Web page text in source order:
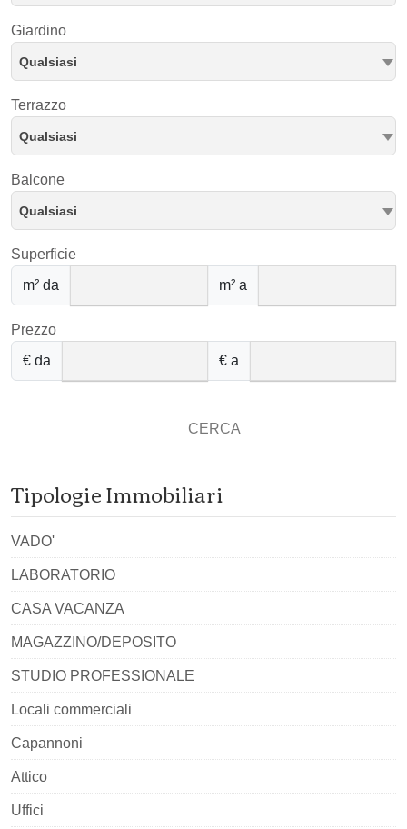
Giardino
Qualsiasi
Terrazzo
Qualsiasi
Balcone
Qualsiasi
Superficie
m² da
m² a
Prezzo
€ da
€ a
CERCA
Tipologie Immobiliari
VADO'
LABORATORIO
CASA VACANZA
MAGAZZINO/DEPOSITO
STUDIO PROFESSIONALE
Locali commerciali
Capannoni
Attico
Uffici